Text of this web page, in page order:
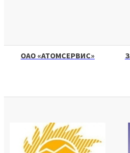
ОАО «АТОМСЕРВИС»